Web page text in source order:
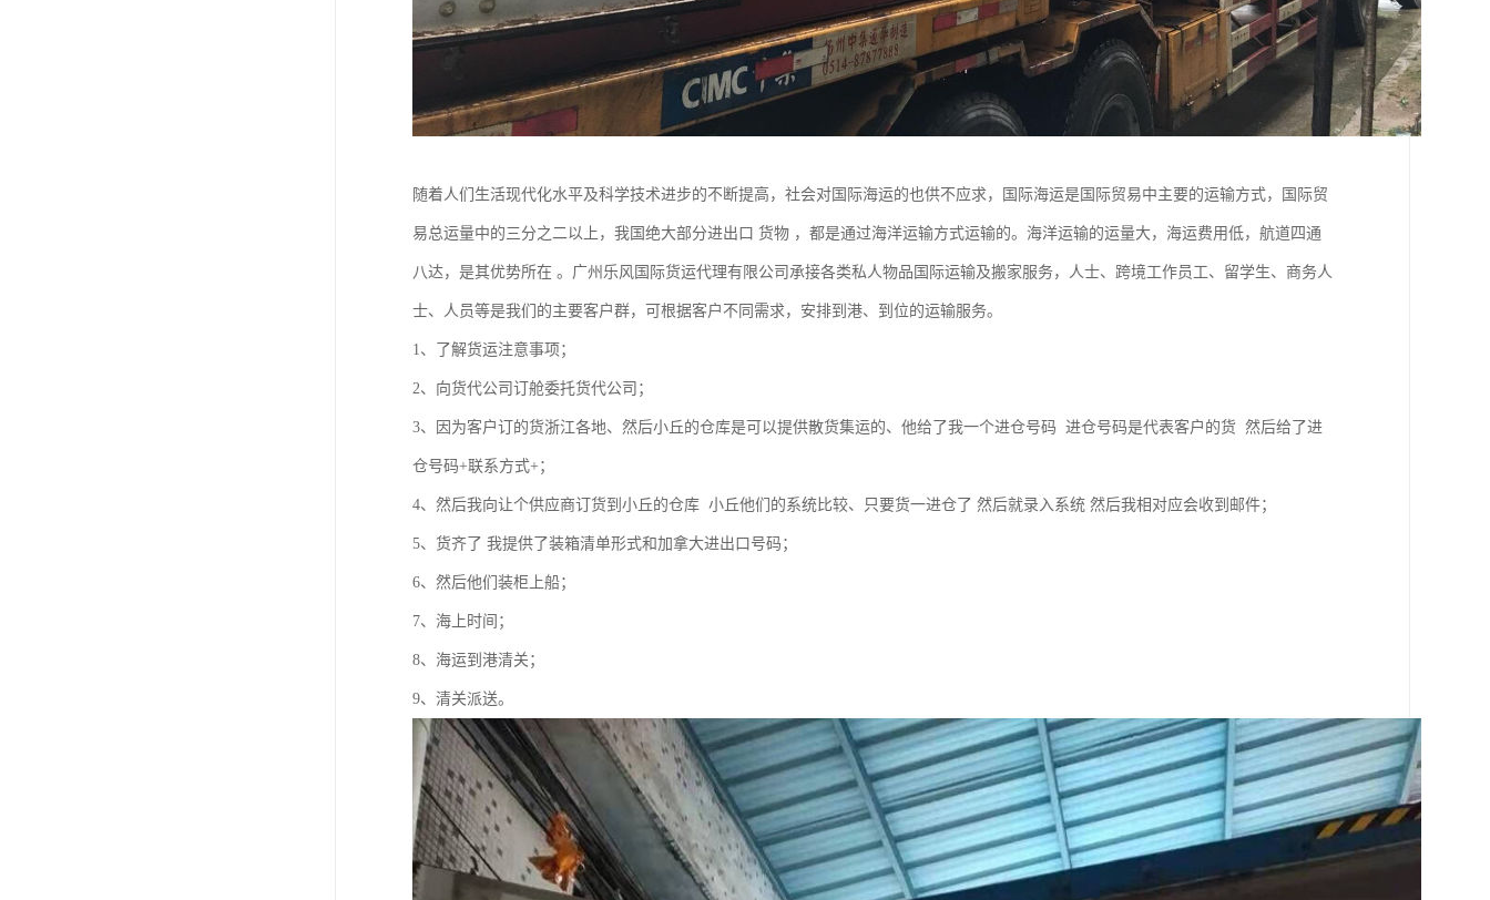
随着人们生活现代化水平及科学技术进步的不断提高，社会对国际海运的也供不应求，国际海运是国际贸易中主要的运输方式，国际贸
易总运量中的三分之二以上，我国绝大部分进出口 货物 ，都是通过海洋运输方式运输的。海洋运输的运量大，海运费用低，航道四通
八达，是其优势所在 。广州乐风国际货运代理有限公司承接各类私人物品国际运输及搬家服务，人士、跨境工作员工、留学生、商务人
士、人员等是我们的主要客户群，可根据客户不同需求，安排到港、到位的运输服务。
1、了解货运注意事项；
2、向货代公司订舱委托货代公司；
3、因为客户订的货浙江各地、然后小丘的仓库是可以提供散货集运的、他给了我一个进仓号码 进仓号码是代表客户的货 然后给了进
仓号码+联系方式+；
4、然后我向让个供应商订货到小丘的仓库 小丘他们的系统比较、只要货一进仓了 然后就录入系统 然后我相对应会收到邮件；
5、货齐了 我提供了装箱清单形式和加拿大进出口号码；
6、然后他们装柜上船；
7、海上时间；
8、海运到港清关；
9、清关派送。